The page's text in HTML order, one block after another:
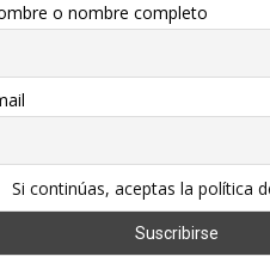
o nombre completo
Si continúas, aceptas la política